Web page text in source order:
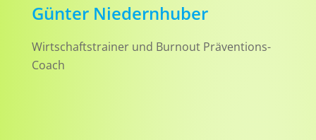
Günter Niedernhuber
Wirtschaftstrainer und Burnout Präventions-
Coach